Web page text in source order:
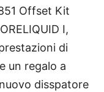
Offset Kit
I,
di
un regalo a
disspatore